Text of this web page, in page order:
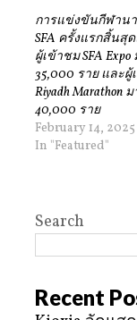
การแข่งขันกีฬาน
SFA ครั้งแรกสิ้นสุ
ผู้เข้าชม SFA
35,000 ราย และผู้
Riyadh Marathon
40,000 ราย
February 14, 2025
In "Featured"
Search
Recent